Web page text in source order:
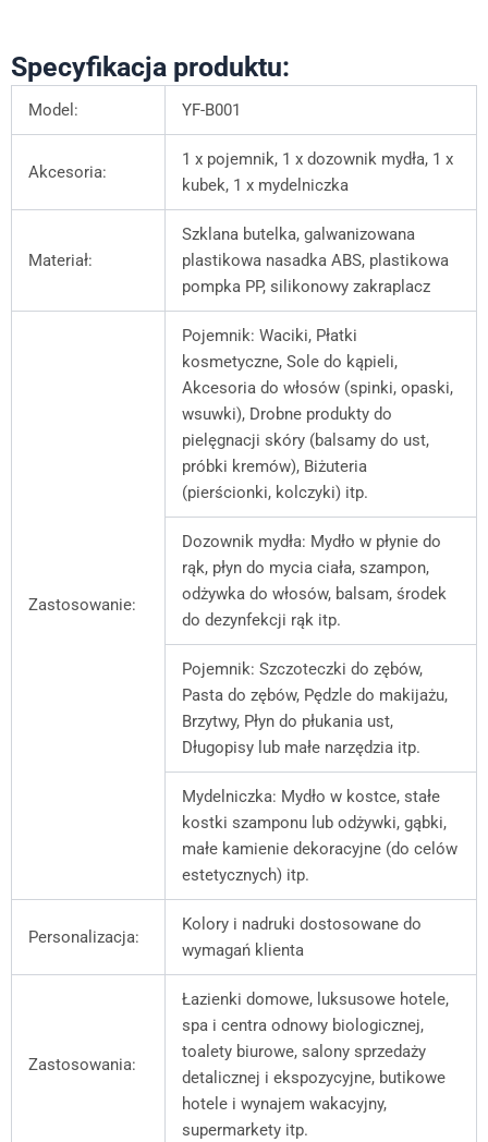
Specyfikacja produktu:
Model: YF-B001
Akcesoria:
1 x pojemnik, 1 x dozownik mydła, 1 x
kubek, 1 x mydelniczka
Materiał:
Szklana butelka, galwanizowana
plastikowa nasadka ABS, plastikowa
pompka PP, silikonowy zakraplacz
Zastosowanie:
Pojemnik: Waciki, Płatki
kosmetyczne, Sole do kąpieli,
Akcesoria do włosów (spinki, opaski,
wsuwki), Drobne produkty do
pielęgnacji skóry (balsamy do ust,
próbki kremów), Biżuteria
(pierścionki, kolczyki) itp.
Dozownik mydła: Mydło w płynie do
rąk, płyn do mycia ciała, szampon,
odżywka do włosów, balsam, środek
do dezynfekcji rąk itp.
Pojemnik: Szczoteczki do zębów,
Pasta do zębów, Pędzle do makijażu,
Brzytwy, Płyn do płukania ust,
Długopisy lub małe narzędzia itp.
Mydelniczka: Mydło w kostce, stałe
kostki szamponu lub odżywki, gąbki,
małe kamienie dekoracyjne (do celów
estetycznych) itp.
Personalizacja:
Kolory i nadruki dostosowane do
wymagań klienta
Zastosowania:
Łazienki domowe, luksusowe hotele,
spa i centra odnowy biologicznej,
toalety biurowe, salony sprzedaży
detalicznej i ekspozycyjne, butikowe
hotele i wynajem wakacyjny,
supermarkety itp.